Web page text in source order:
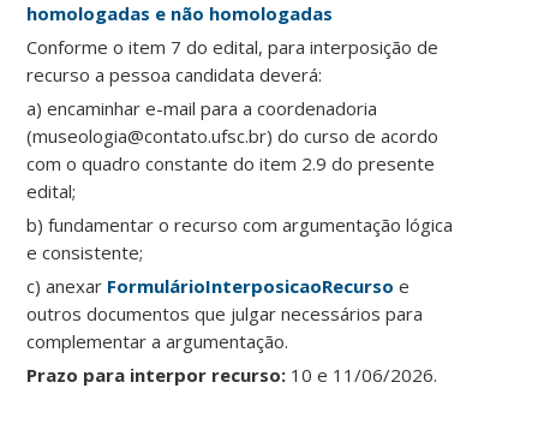
homologadas e não homologadas
Conforme o item 7 do edital, para interposição de
recurso a pessoa candidata deverá:
a) encaminhar e-mail para a coordenadoria
(museologia@contato.ufsc.br) do curso de acordo
com o quadro constante do item 2.9 do presente
edital;
b) fundamentar o recurso com argumentação lógica
e consistente;
c) anexar FormulárioInterposicaoRecurso e
outros documentos que julgar necessários para
complementar a argumentação.
Prazo para interpor recurso: 10 e 11/06/2026.